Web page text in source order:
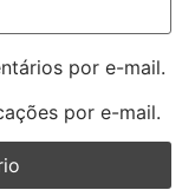
por e-mail.
por e-mail.